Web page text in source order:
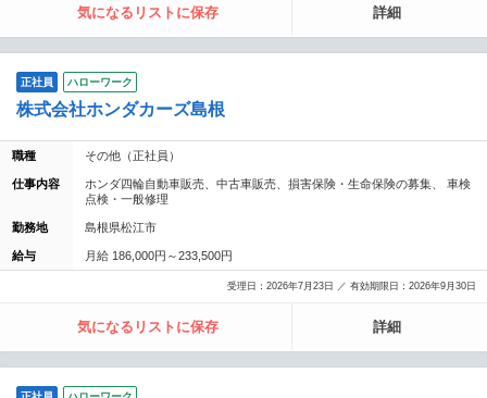
気になるリストに保存 詳細
正社員 ハローワーク
株式会社ホンダカーズ島根
職種 その他（正社員）
仕事内容
ホンダ四輪自動車販売、中古車販売、損害保険・生命保険の募集、 車検
点検・一般修理
勤務地 島根県松江市
給与 月給 186,000円～233,500円
受理日：2026年7月23日 ／ 有効期限日：2026年9月30日
気になるリストに保存 詳細